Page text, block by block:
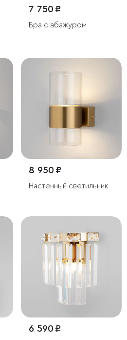
7 750 ₽
Бра с абажуром
8 950 ₽
Настенный светильник
6 590 ₽